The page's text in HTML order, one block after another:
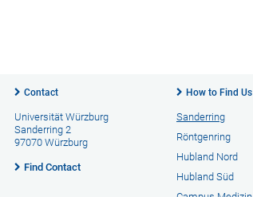
Contact
Universität Würzburg
Sanderring 2
97070 Würzburg
Find Contact
How to Find Us
Sanderring
Röntgenring
Hubland Nord
Hubland Süd